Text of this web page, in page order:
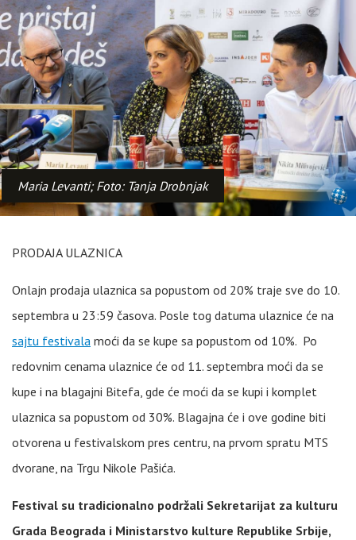
Maria Levanti; Foto: Tanja Drobnjak
PRODAJA ULAZNICA
Onlajn prodaja ulaznica sa popustom od 20% traje sve do 10.
septembra u 23:59 časova. Posle tog datuma ulaznice će na
sajtu festivala moći da se kupe sa popustom od 10%. Po
redovnim cenama ulaznice će od 11. septembra moći da se
kupe i na blagajni Bitefa, gde će moći da se kupi i komplet
ulaznica sa popustom od 30%. Blagajna će i ove godine biti
otvorena u festivalskom pres centru, na prvom spratu MTS
dvorane, na Trgu Nikole Pašića.
Festival su tradicionalno podržali Sekretarijat za kulturu
Grada Beograda i Ministarstvo kulture Republike Srbije,